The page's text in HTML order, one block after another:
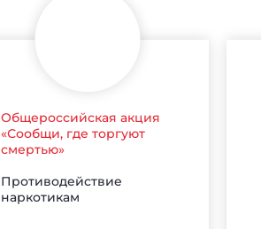
Общероссийская акция
«Сообщи, где торгуют
смертью»
Противодействие
наркотикам